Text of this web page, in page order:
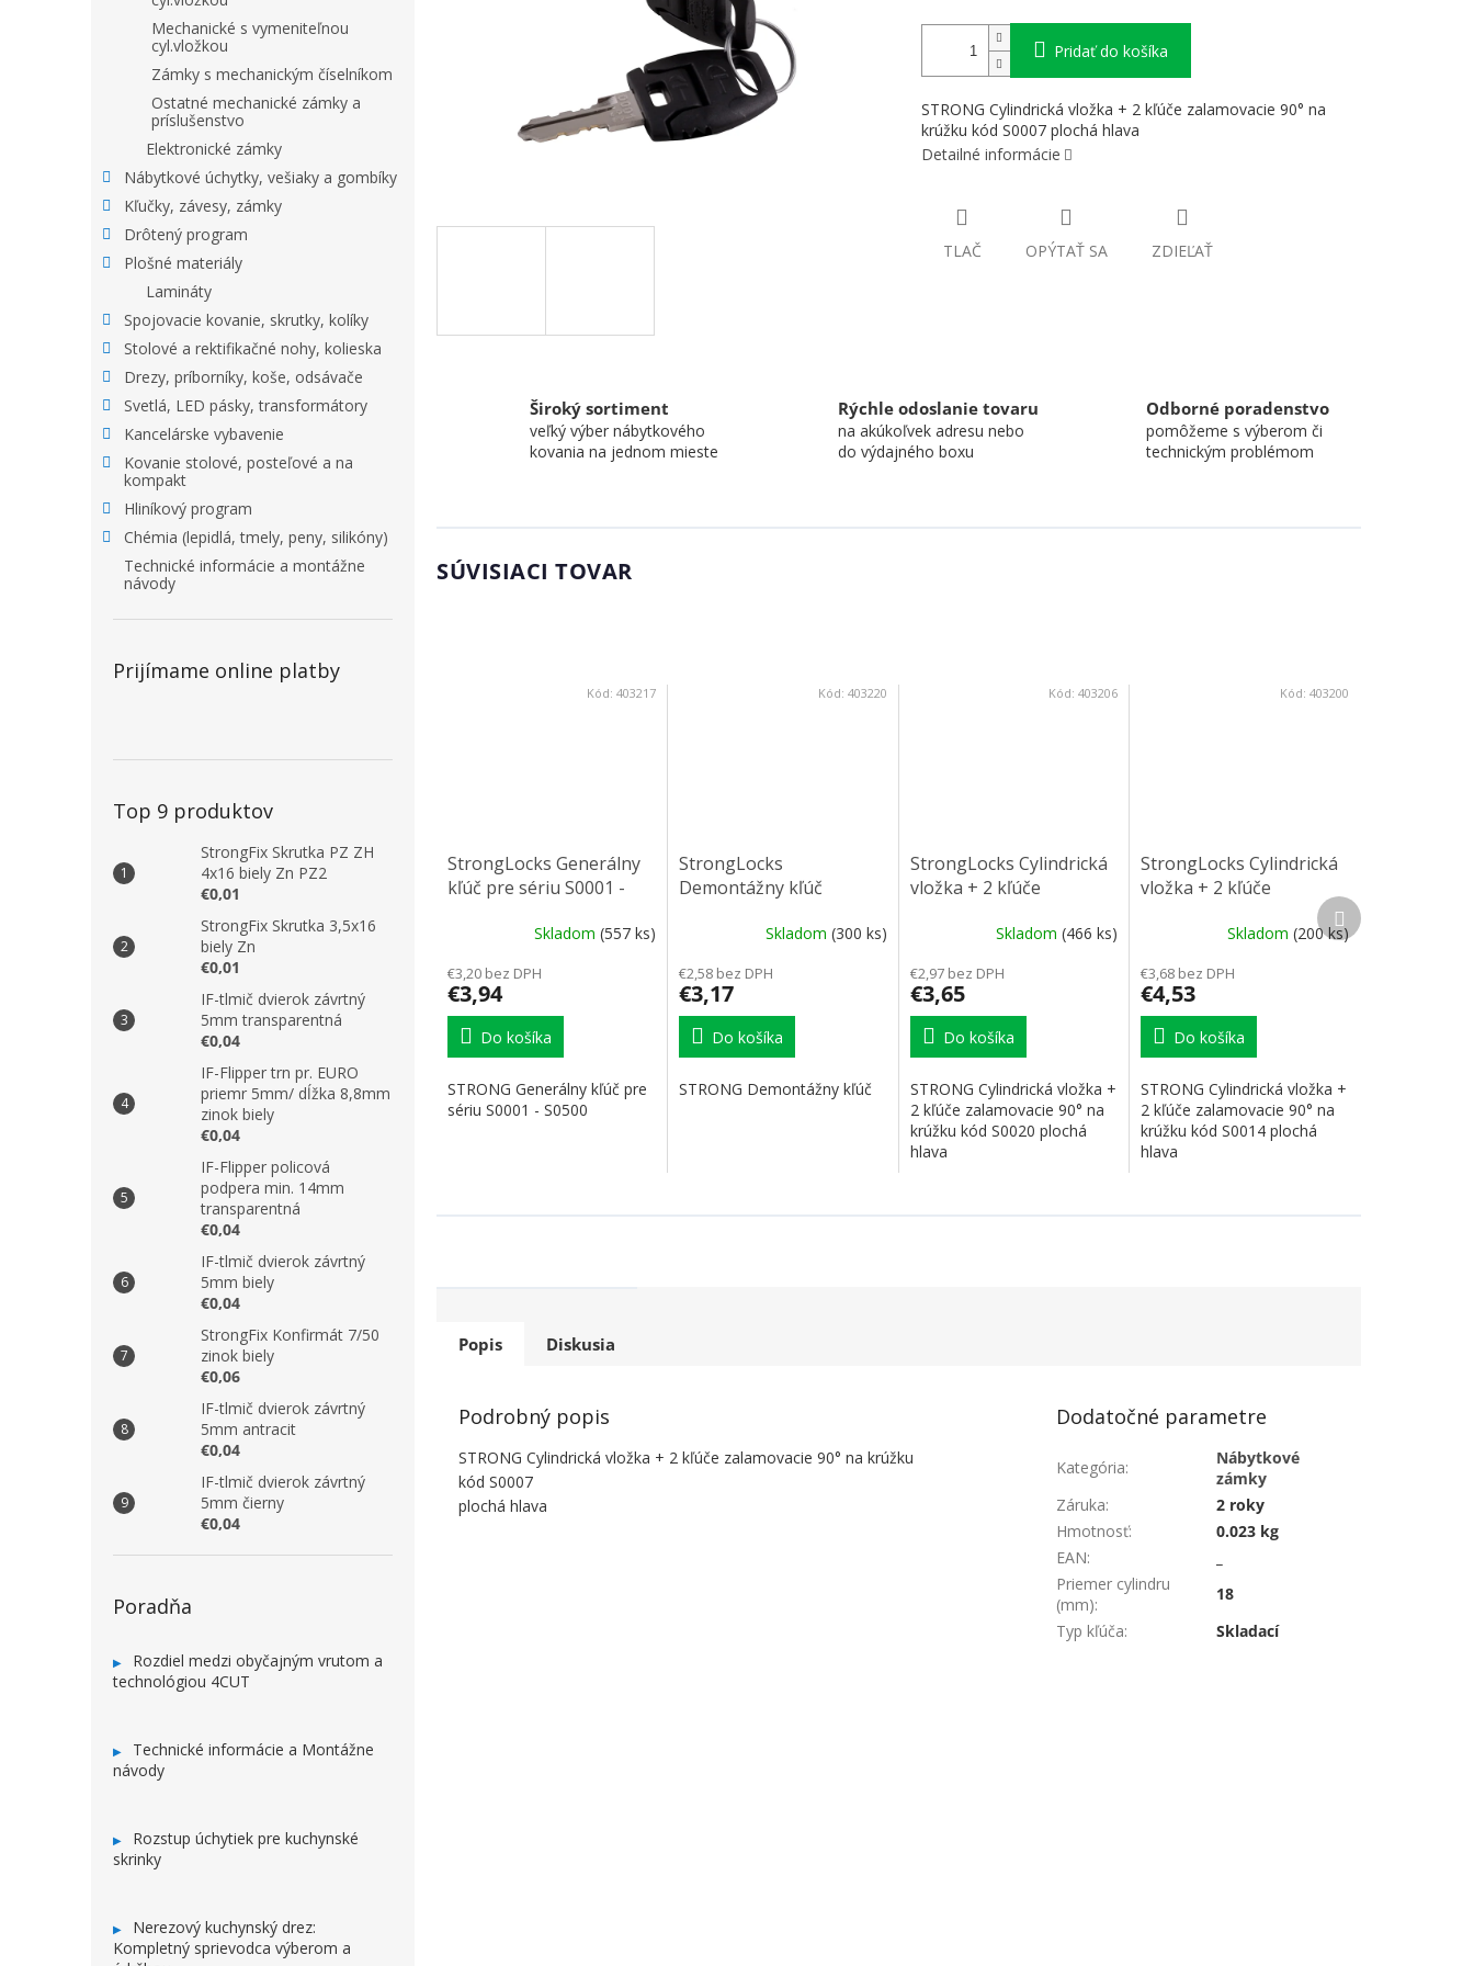
Mechanické s vymeniteľnou
cyl.vložkou
Zámky s mechanickým číselníkom
Ostatné mechanické zámky a
príslušenstvo
Elektronické zámky
Nábytkové úchytky, vešiaky a gombíky
Kľučky, závesy, zámky
Drôtený program
Plošné materiály
Lamináty
Spojovacie kovanie, skrutky, kolíky
Stolové a rektifikačné nohy, kolieska
Drezy, príborníky, koše, odsávače
Svetlá, LED pásky, transformátory
Kancelárske vybavenie
Kovanie stolové, posteľové a na
kompakt
Hliníkový program
Chémia (lepidlá, tmely, peny, silikóny)
Technické informácie a montážne
návody
Prijímame online platby
Top 9 produktov
StrongFix Skrutka PZ ZH
4x16 biely Zn PZ2
€0,01
StrongFix Skrutka 3,5x16
biely Zn
€0,01
IF-tlmič dvierok závrtný
5mm transparentná
€0,04
IF-Flipper trn pr. EURO
priemr 5mm/ dĺžka 8,8mm
zinok biely
€0,04
IF-Flipper policová
podpera min. 14mm
transparentná
€0,04
IF-tlmič dvierok závrtný
5mm biely
€0,04
StrongFix Konfirmát 7/50
zinok biely
€0,06
IF-tlmič dvierok závrtný
5mm antracit
€0,04
IF-tlmič dvierok závrtný
5mm čierny
€0,04
Poradňa
Rozdiel medzi obyčajným vrutom a
technológiou 4CUT
Technické informácie a Montážne
návody
Rozstup úchytiek pre kuchynské
skrinky
Nerezový kuchynský drez:
Kompletný sprievodca výberom a
Pridať do košíka
STRONG Cylindrická vložka + 2 kľúče zalamovacie 90° na
krúžku kód S0007 plochá hlava
Detailné informácie
TLAČ OPÝTAŤ SA ZDIEĽAŤ
Široký sortiment
veľký výber nábytkového
kovania na jednom mieste
Rýchle odoslanie tovaru
na akúkoľvek adresu nebo
do výdajného boxu
Odborné poradenstvo
pomôžeme s výberom či
technickým problémom
SÚVISIACI TOVAR
StrongLocks Generálny
kľúč pre sériu S0001 -
Skladom (557 ks)
€3,20 bez DPH
€3,94
Do košíka
STRONG Generálny kľúč pre
sériu S0001 - S0500
Kód: 403217
StrongLocks
Demontážny kľúč
Skladom (300 ks)
€2,58 bez DPH
€3,17
Do košíka
STRONG Demontážny kľúč
Kód: 403220
StrongLocks Cylindrická
vložka + 2 kľúče
Skladom(466 ks)
€2,97 bez DPH
€3,65
Do košíka
STRONG Cylindrická vložka +
2 kľúče zalamovacie 90° na
krúžku kód S0020 plochá
hlava
Kód:403206
StrongLocks Cylindrická
vložka + 2 kľúče
Skladom (200 ks)
€3,68 bez DPH
€4,53
Do košíka
STRONG Cylindrická vložka +
2 kľúče zalamovacie 90° na
krúžku kód S0014 plochá
hlava
Kód: 403200
Ďalší produkt
Popis Diskusia
Podrobný popis
STRONG Cylindrická vložka + 2 kľúče zalamovacie 90° na krúžku
kód S0007
plochá hlava
Dodatočné parametre
Kategória:
Nábytkové
zámky
Záruka:
2 roky
Hmotnosť:
0.023 kg
EAN:
Priemer cylindru
(mm):
18
Typ kľúča: Skladací